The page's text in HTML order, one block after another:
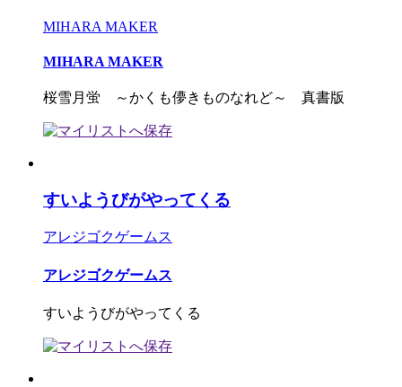
MIHARA MAKER
MIHARA MAKER
桜雪月蛍 ～かくも儚きものなれど～ 真書版
すいようびがやってくる
アレジゴクゲームス
アレジゴクゲームス
すいようびがやってくる